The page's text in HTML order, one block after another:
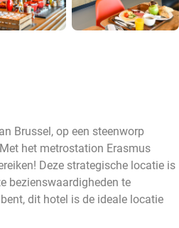
Brussel, op een steenworp
het metrostation Erasmus
Deze strategische locatie is
bezienswaardigheden te
dit hotel is de ideale locatie